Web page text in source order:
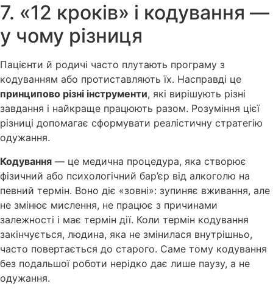
7. «12 кроків» і кодування —
у чому різниця
Пацієнти й родичі часто плутають програму з
кодуванням або протиставляють їх. Насправді це
принципово різні інструменти, які вирішують різні
завдання і найкраще працюють разом. Розуміння цієї
різниці допомагає сформувати реалістичну стратегію
одужання.
Кодування — це медична процедура, яка створює
фізичний або психологічний бар’єр від алкоголю на
певний термін. Воно діє «зовні»: зупиняє вживання, але
не змінює мислення, не працює з причинами
залежності і має термін дії. Коли термін кодування
закінчується, людина, яка не змінилася внутрішньо,
часто повертається до старого. Саме тому кодування
без подальшої роботи нерідко дає лише паузу, а не
одужання.